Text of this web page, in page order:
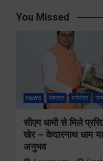
You Missed
NEWS देहरादून मनोरंजन
सीएम धामी से मिले
खेर – केदारनाथ धाम
अनुभव